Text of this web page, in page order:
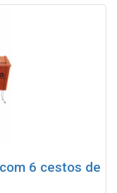
6 cestos de